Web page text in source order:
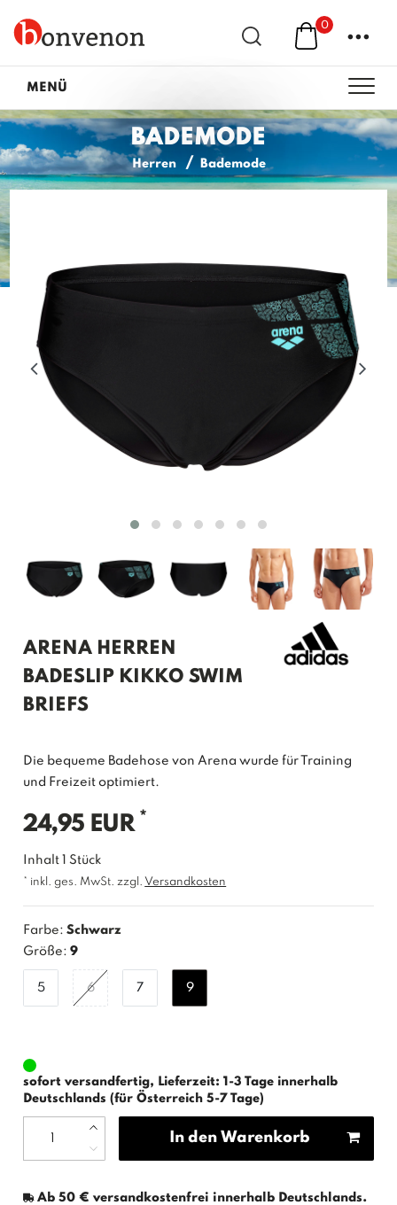
0 ...
MENÜ
BADEMODE
Herren Bademode
ARENA HERREN
BADESLIP KIKKO SWIM
BRIEFS
Die bequeme Badehose von Arena wurde für Training
und Freizeit optimiert.
24,95 EUR *
Inhalt1Stück
* inkl. ges. MwSt. zzgl. Versandkosten
Farbe:Schwarz
Größe: 9
5 6 7 9
sofort versandfertig, Lieferzeit: 1-3 Tage innerhalb
Deutschlands (für Österreich 5-7 Tage)
In den Warenkorb
Ab 50 € versandkostenfrei innerhalb Deutschlands.